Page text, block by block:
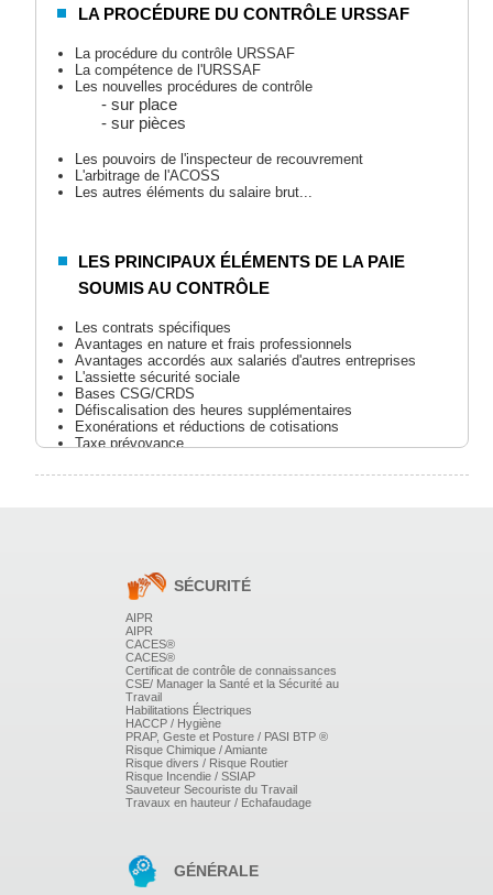
LA PROCÉDURE DU CONTRÔLE URSSAF
La procédure du contrôle URSSAF
La compétence de l'URSSAF
Les nouvelles procédures de contrôle
- sur place
- sur pièces
Les pouvoirs de l'inspecteur de recouvrement
L'arbitrage de l'ACOSS
Les autres éléments du salaire brut...
LES PRINCIPAUX ÉLÉMENTS DE LA PAIE
SOUMIS AU CONTRÔLE
Les contrats spécifiques
Avantages en nature et frais professionnels
Avantages accordés aux salariés d'autres entreprises
L'assiette sécurité sociale
Bases CSG/CRDS
Défiscalisation des heures supplémentaires
Exonérations et réductions de cotisations
Taxe prévoyance
Intéressement Participation
Préparer le contrôle
- Actualiser les pouvoirs des agents de contrôle
et leurs limites
- Actualiser les obligations et les droits des
employeurs
- Vérifier le classement des pièces
- Identifier les évènements sensibles au contrôle
Participer au contrôle
- Collaborer aux procédures de contrôle
- Identifier les marges de négociation
Valider le contrôle
- Accompagner la procédure
- Anticiper les risques de contrôle
SÉCURITÉ
AIPR
AIPR
CACES®
CACES®
Certificat de contrôle de connaissances
CSE/ Manager la Santé et la Sécurité au
Travail
Habilitations Électriques
HACCP / Hygiène
PRAP, Geste et Posture / PASI BTP ®
Risque Chimique / Amiante
Risque divers / Risque Routier
Risque Incendie / SSIAP
Sauveteur Secouriste du Travail
Travaux en hauteur / Echafaudage
GÉNÉRALE